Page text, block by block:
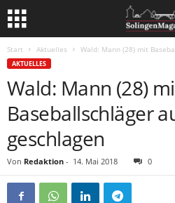
Start Aktuelles Wald: Mann (28) mit
AKTUELLES
Wald: Mann (28)
Baseballschläger
geschlagen
Von Redaktion - 14. Mai 2018 0